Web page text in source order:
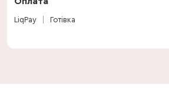
LiqPay Готівка